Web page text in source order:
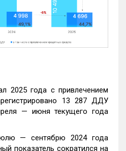
2025 года с привлечением
13 287 ДДУ
— июня текущего года
— сентябрю 2024 года
показатель сократился на